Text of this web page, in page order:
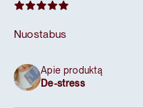
Nuostabus
Apie produktą
De-stress